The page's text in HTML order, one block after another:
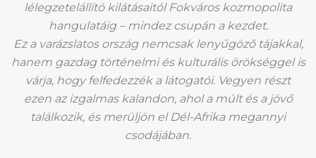
lélegzetelállító kilátásaitól Fokváros kozmopolita
hangulatáig – mindez csupán a kezdet.
Ez a varázslatos ország nemcsak lenyűgöző tájakkal,
hanem gazdag történelmi és kulturális örökséggel is
várja, hogy felfedezzék a látogatói. Vegyen részt
ezen az izgalmas kalandon, ahol a múlt és a jövő
találkozik, és merüljön el Dél-Afrika megannyi
csodájában.